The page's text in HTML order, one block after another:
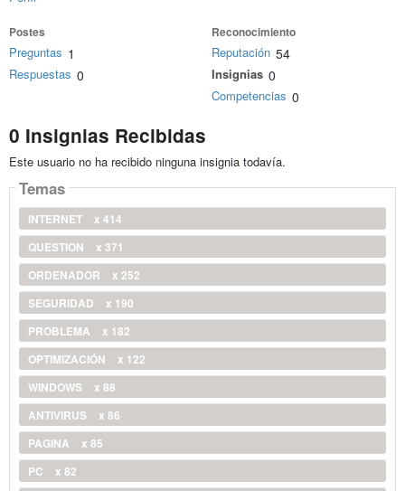
Postes
Preguntas 1
Respuestas 0
Reconocimiento
Reputación 54
Insignias 0
Competencias 0
0 Insignias Recibidas
Este usuario no ha recibido ninguna insignia todavía.
Temas
INTERNET
x 414
QUESTION
x 371
ORDENADOR
x 252
SEGURIDAD
x 190
PROBLEMA
x 182
OPTIMIZACIÓN
x 122
WINDOWS
x 88
ANTIVIRUS
x 86
PAGINA
x 85
PC
x 82